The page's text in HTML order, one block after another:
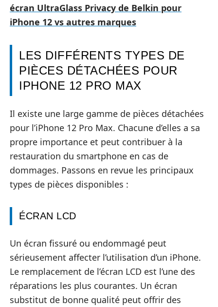
écran UltraGlass Privacy de Belkin pour
iPhone 12 vs autres marques
LES DIFFÉRENTS TYPES DE
PIÈCES DÉTACHÉES POUR
IPHONE 12 PRO MAX
Il existe une large gamme de pièces détachées
pour l’iPhone 12 Pro Max. Chacune d’elles a sa
propre importance et peut contribuer à la
restauration du smartphone en cas de
dommages. Passons en revue les principaux
types de pièces disponibles :
ÉCRAN LCD
Un écran fissuré ou endommagé peut
sérieusement affecter l’utilisation d’un iPhone.
Le remplacement de l’écran LCD est l’une des
réparations les plus courantes. Un écran
substitut de bonne qualité peut offrir des